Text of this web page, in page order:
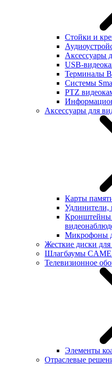
Стойки и
Аксессуары
USB-
Терминалы
Системы
PTZ
Аксессуары для
Карты
Удлинители,
Кронштейны
Микрофоны
Жесткие диски
Шлагбаумы CAME
Телевизионное
Элементы
Отраслевые